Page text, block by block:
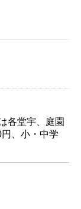
各堂宇、庭園
、小・中学